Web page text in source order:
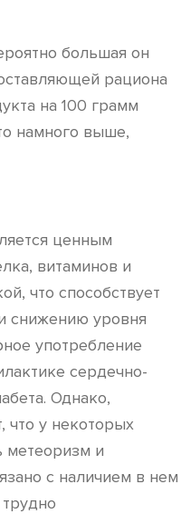
большая он
рациона
на 100 грамм
намного выше,
ценным
витаминов и
что способствует
снижению уровня
употребление
сердечно-
Однако,
что у некоторых
метеоризм и
с наличием в нем